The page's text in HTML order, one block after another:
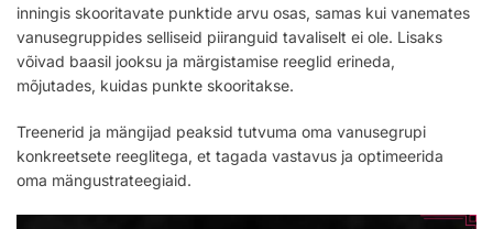
inningis skooritavate punktide arvu osas, samas kui vanemates
vanusegruppides selliseid piiranguid tavaliselt ei ole. Lisaks
võivad baasil jooksu ja märgistamise reeglid erineda,
mõjutades, kuidas punkte skooritakse.
Treenerid ja mängijad peaksid tutvuma oma vanusegrupi
konkreetsete reeglitega, et tagada vastavus ja optimeerida
oma mängustrateegiaid.